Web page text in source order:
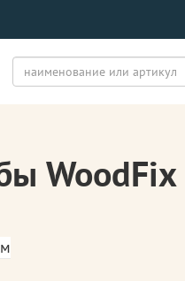
WoodFix